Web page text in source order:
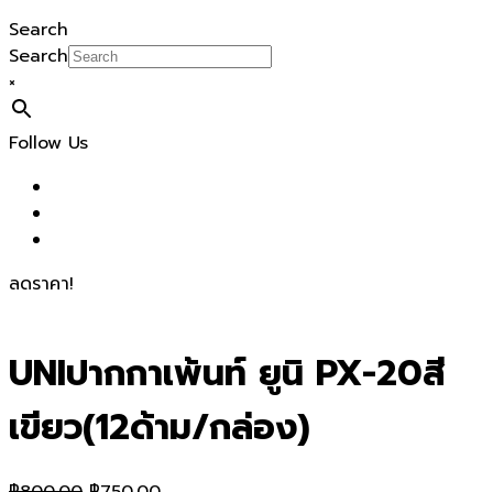
Search
Search
×
Follow Us
ลดราคา!
UNIปากกาเพ้นท์ ยูนิ PX-20สี
เขียว(12ด้าม/กล่อง)